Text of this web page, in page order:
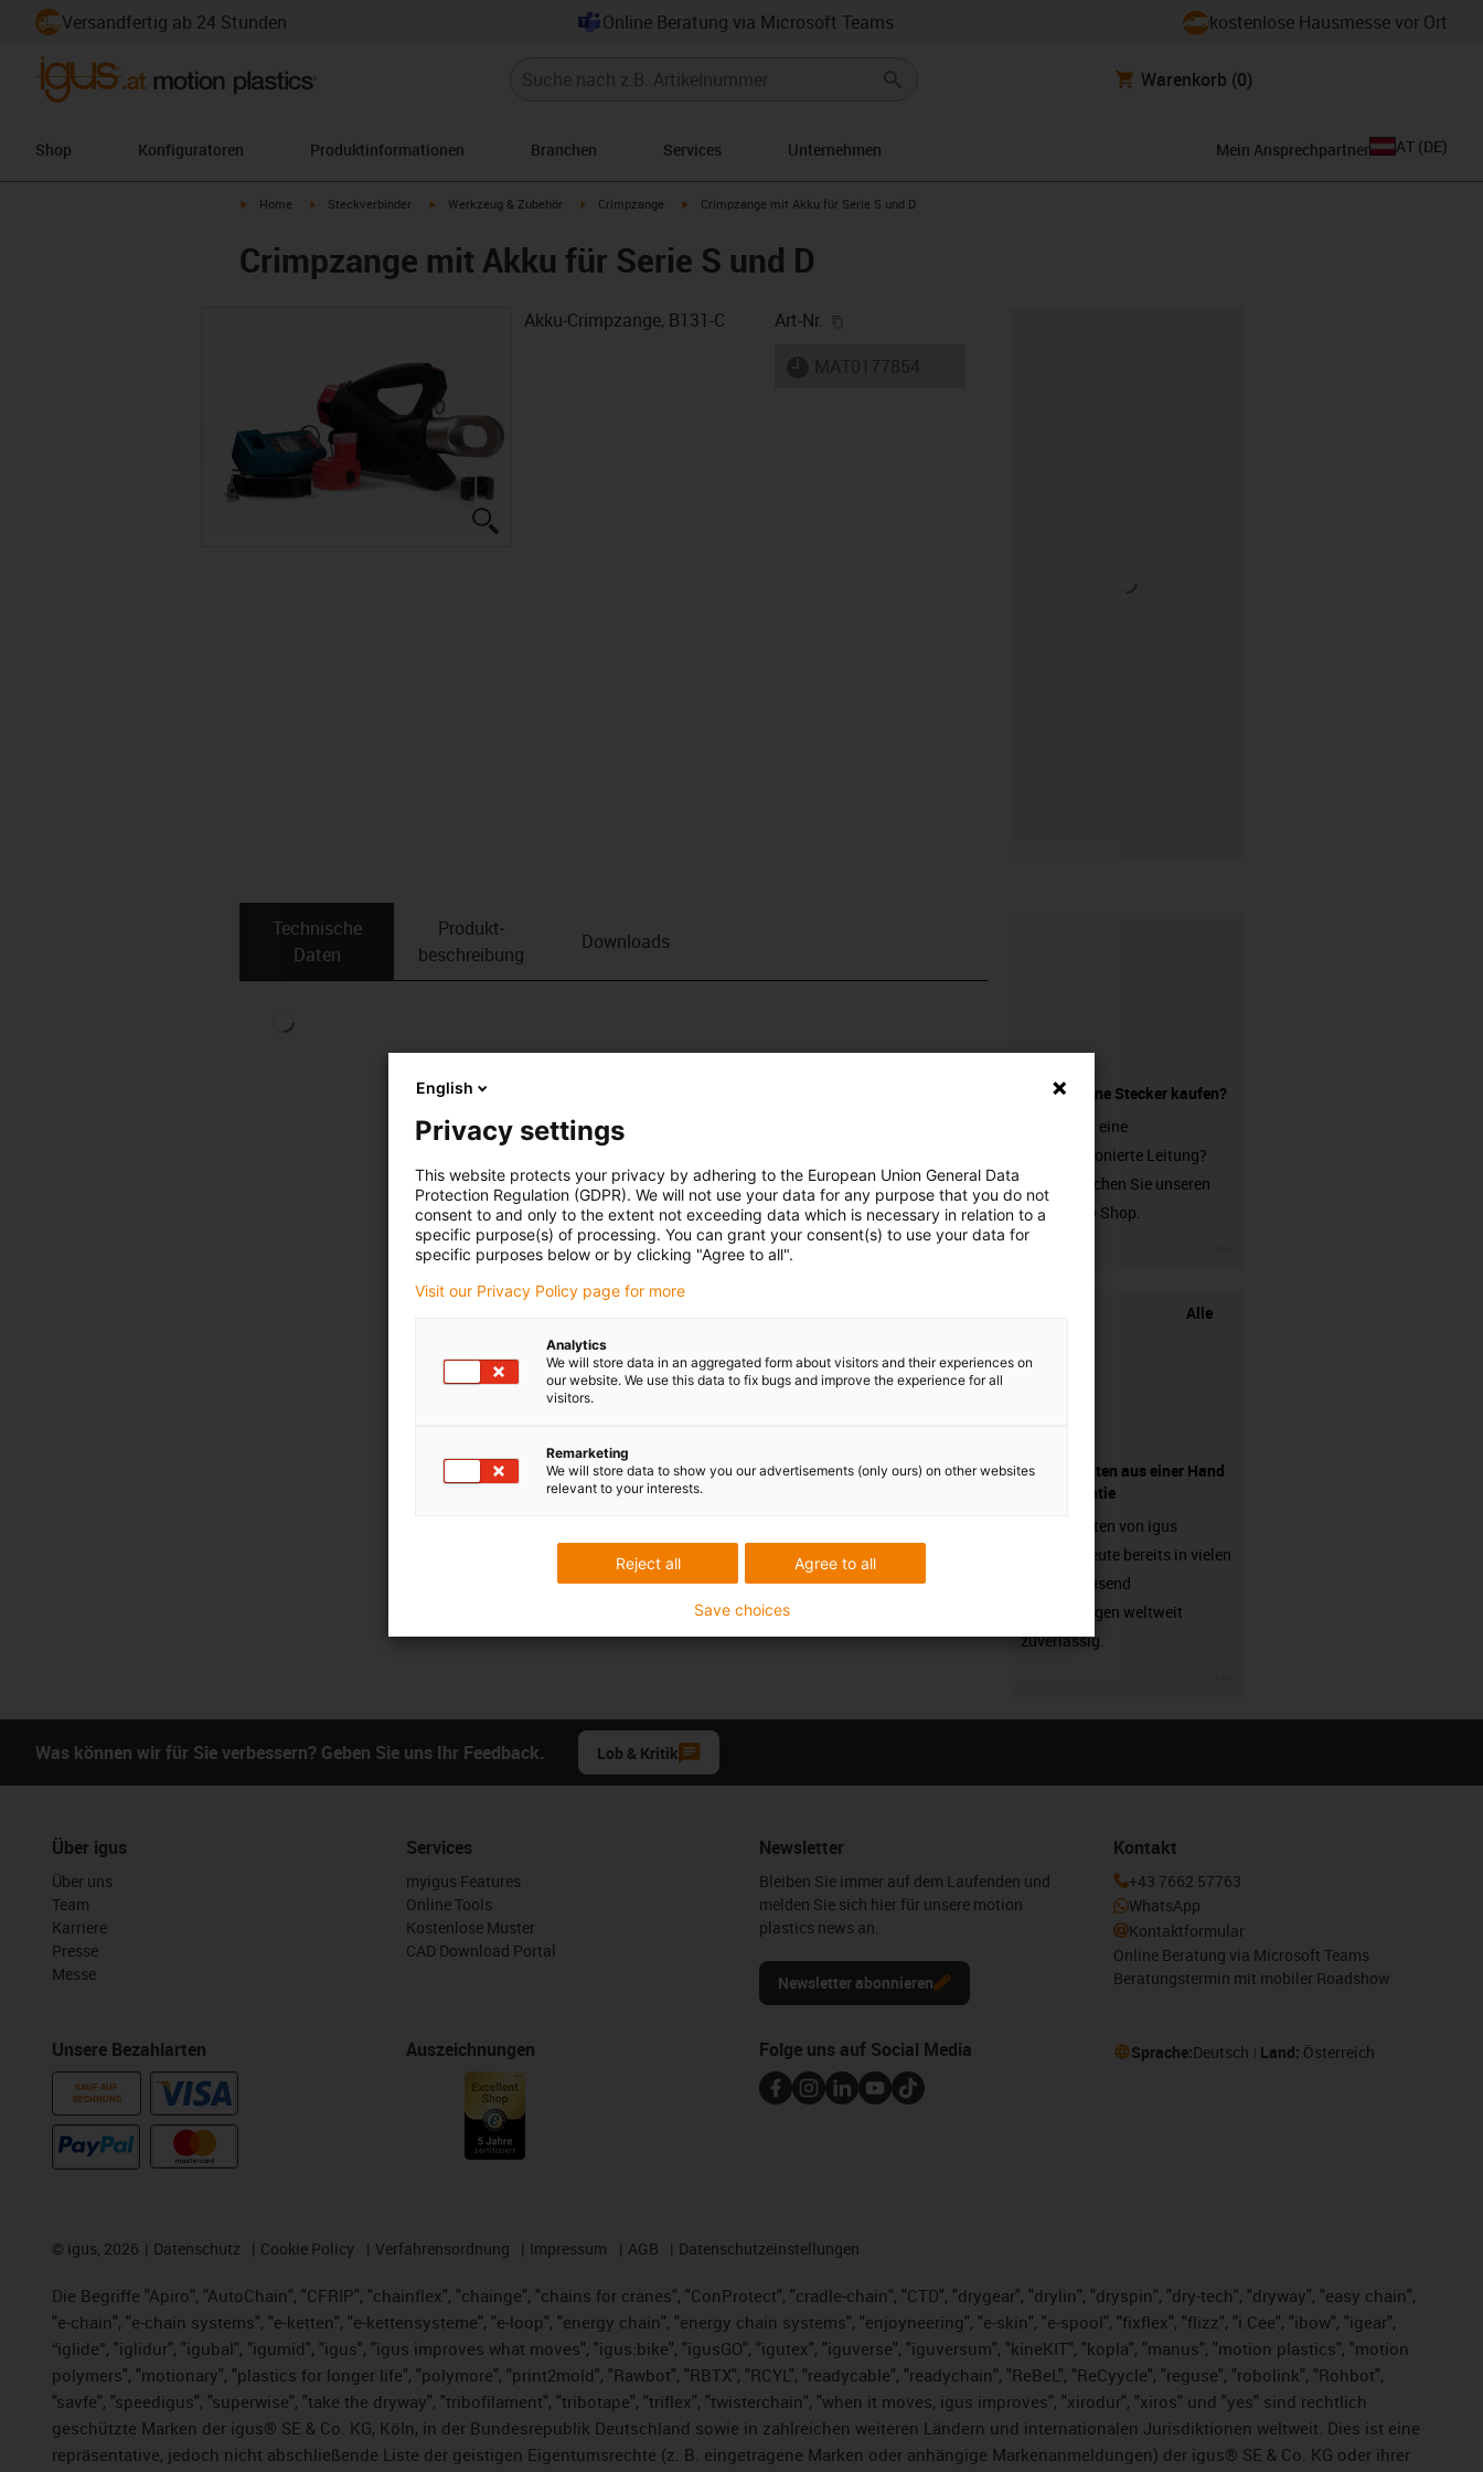
Versandfertig ab 24 Stunden Online Beratung via Microsoft Teams kostenlose Hausmesse vor Ort
Warenkorb (0)
Shop Konfiguratoren Produktinformationen Branchen Services Unternehmen Mein Ansprechpartner AT (DE)
igus-icon-arrow-right
Home igus-icon-arrow-right
Steckverbinder igus-icon-arrow-right
Werkzeug & Zubehör igus-icon-arrow-right
Crimpzange igus-icon-arrow-right
Crimpzange mit Akku für Serie S und D
Crimpzange mit Akku für Serie S und D
Akku-Crimpzange, B131-C Art-Nr.
Technische
Daten
Produkt­
beschreibung
Downloads
Leitung ohne Stecker kaufen?
Sie suchen eine
unkonfektionierte Leitung?
Dann besuchen Sie unseren
chainflex® Shop.
Alle
Komponenten aus einer Hand
- mit Garantie
Energieketten von igus
arbeiten heute bereits in vielen
hunderttausend
Anwendungen weltweit
zuverlässig.
Was können wir für Sie verbessern? Geben Sie uns Ihr Feedback. Lob & Kritik
Über igus
Über uns
Team
Karriere
Presse
Messe
Unsere Bezahlarten
KAUF AUF
RECHNUNG
Services
myigus Features
Online Tools
Kostenlose Muster
CAD Download Portal
Auszeichnungen
Newsletter
Bleiben Sie immer auf dem Laufenden und
melden Sie sich hier für unsere motion
plastics news an.
Newsletter abonnieren
Kontakt
+43 7662 57763
WhatsApp
Kontaktformular
Online Beratung via Microsoft Teams
Beratungstermin mit mobiler Roadshow
Folge uns auf Social Media Sprache:Deutsch Land: Österreich
© igus, 2026 Datenschutz Cookie Policy Verfahrensordnung Impressum AGB Datenschutzeinstellungen
Die Begriffe "Apiro", "AutoChain", "CFRIP", "chainflex", "chainge", "chains for cranes", "ConProtect", "cradle-chain", "CTD", "drygear", "drylin", "dryspin", "dry-tech", "dryway", "easy chain",
"e-chain", "e-chain systems", "e-ketten", "e-kettensysteme", "e-loop", "energy chain", "energy chain systems", "enjoyneering", "e-skin", "e-spool", "fixflex", "flizz", "i.Cee", "ibow", "igear",
“iglide”, "iglidur", "igubal", "igumid", "igus", "igus improves what moves", "igus:bike", "igusGO", "igutex", "iguverse", "iguversum", "kineKIT", "kopla", "manus", "motion plastics", "motion
polymers", "motionary", "plastics for longer life", "polymore", "print2mold", "Rawbot", "RBTX", "RCYL", "readycable", "readychain", "ReBeL", "ReCyycle", "reguse", "robolink", "Rohbot",
"savfe", "speedigus", "superwise", "take the dryway", "tribofilament", "tribotape", "triflex", "twisterchain", "when it moves, igus improves", "xirodur", "xiros" und "yes" sind rechtlich
geschützte Marken der igus® SE & Co. KG, Köln, in der Bundesrepublik Deutschland sowie in zahlreichen weiteren Ländern und internationalen Jurisdiktionen weltweit. Dies ist eine
repräsentative, jedoch nicht abschließende Liste der geistigen Eigentumsrechte (z. B. eingetragene Marken oder anhängige Markenanmeldungen) der igus® SE & Co. KG oder ihrer
English
Privacy settings
This website protects your privacy by adhering to the European Union General Data
Protection Regulation (GDPR). We will not use your data for any purpose that you do not
consent to and only to the extent not exceeding data which is necessary in relation to a
specific purpose(s) of processing. You can grant your consent(s) to use your data for
specific purposes below or by clicking "Agree to all".
Visit our Privacy Policy page for more
Analytics
We will store data in an aggregated form about visitors and their experiences on
our website. We use this data to fix bugs and improve the experience for all
visitors.
Remarketing
We will store data to show you our advertisements (only ours) on other websites
relevant to your interests.
Agree to all
Reject all
Save choices